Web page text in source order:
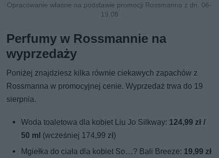
Opracowanie własne na podstawie promocji Rossmanna z dn. 06-
19.08
Perfumy w Rossmannie na
wyprzedaży
Poniżej znajdziesz kilka równie ciekawych zapachów z
Rossmanna w promocyjnej cenie. Wyprzedaż trwa do 19
sierpnia.
Woda toaletowa dla kobiet Liu Jo Silkway: 124,99 zł /
50 ml (wcześniej 174,99 zł)
Mgiełka do ciała dla kobiet So…? Bali Breeze: 19,99 zł